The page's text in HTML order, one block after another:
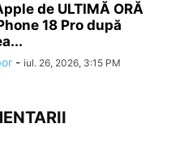
de ULTIMĂ ORĂ
18 Pro după
- iul. 26, 2026, 3:15 PM